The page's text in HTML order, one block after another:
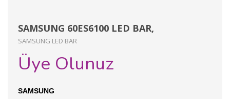
SAMSUNG 60ES6100 LED BAR,
SAMSUNG LED BAR
Üye Olunuz
SAMSUNG